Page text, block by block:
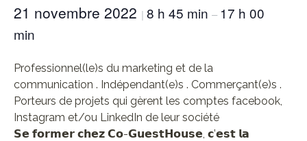
21 novembre 2022 | 8 h 45 min – 17 h 00
min
Professionnel(le)s du marketing et de la
communication . Indépendant(e)s . Commerçant(e)s .
Porteurs de projets qui gèrent les comptes facebook,
Instagram et/ou LinkedIn de leur société
𝗦𝗲 𝗳𝗼𝗿𝗺𝗲𝗿 𝗰𝗵𝗲𝘇 𝗖𝗼-𝗚𝘂𝗲𝘀𝘁𝗛𝗼𝘂𝘀𝗲, 𝗰’𝗲𝘀𝘁 𝗹𝗮